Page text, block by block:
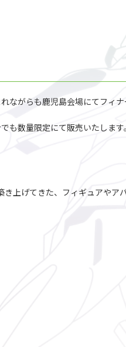
ながらも鹿児島会場にてフィナ
も数量限定にて販売いたします。
上げてきた、フィギュアやア